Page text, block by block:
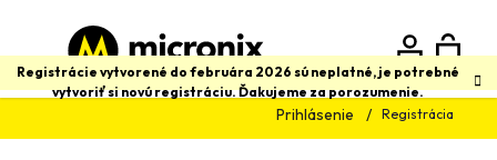
obsah
Registrácie vytvorené do februára 2026 sú neplatné, je potrebné
vytvoriť si novú registráciu. Ďakujeme za porozumenie.
Prihlásenie Registrácia
Hľadať